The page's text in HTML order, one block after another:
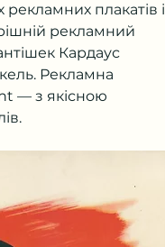
плакатів і
рекламний
Кардаус
Рекламна
— з якісною